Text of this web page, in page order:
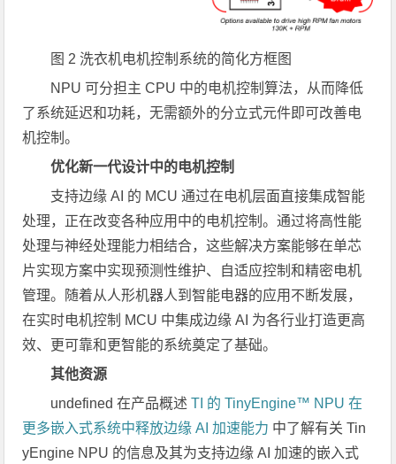
图 2 洗衣机电机控制系统的简化方框图
NPU 可分担主 CPU 中的电机控制算法，从而降低
了系统延迟和功耗，无需额外的分立式元件即可改善电
机控制。
优化新一代设计中的电机控制
支持边缘 AI 的 MCU 通过在电机层面直接集成智能
处理，正在改变各种应用中的电机控制。通过将高性能
处理与神经处理能力相结合，这些解决方案能够在单芯
片实现方案中实现预测性维护、自适应控制和精密电机
管理。随着从人形机器人到智能电器的应用不断发展，
在实时电机控制 MCU 中集成边缘 AI 为各行业打造更高
效、更可靠和更智能的系统奠定了基础。
其他资源
undefined 在产品概述TI 的 TinyEngine™ NPU 在
更多嵌入式系统中释放边缘 AI 加速能力 中了解有关 Tin
yEngine NPU 的信息及其为支持边缘 AI 加速的嵌入式